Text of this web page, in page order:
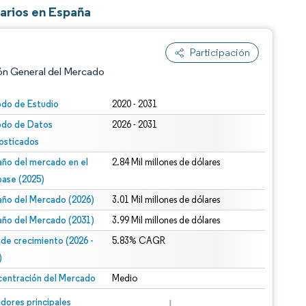
en España
Participación
General del Mercado
de Estudio 2020 - 2031
de Datos
2026 - 2031
del mercado en el
(2025)
2.84 Mil millones de dólares
del Mercado (2026) 3.01 Mil millones de dólares
del Mercado (2031) 3.99 Mil millones de dólares
de crecimiento (2026 -
5.83% CAGR
del Mercado Medio
principales
© Mordor Intelligence. El uso requiere atribución según CC BY 4.0.
CC BY 4.0.